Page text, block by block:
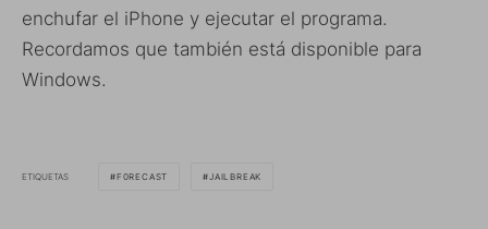
enchufar el iPhone y ejecutar el programa.
Recordamos que también está disponible para
Windows.
ETIQUETAS F0RECAST JAILBREAK